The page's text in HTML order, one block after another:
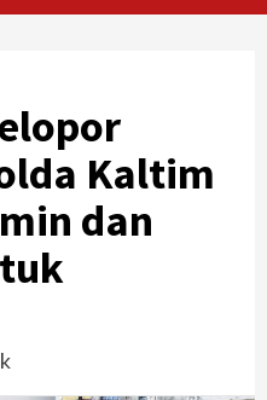
Kaltim
dan